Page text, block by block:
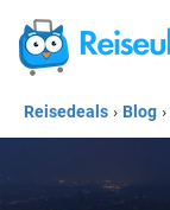
Reisedeals › Blog ›